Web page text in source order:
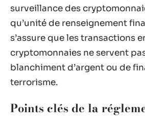
surveillance des
qu’unité de renseignement
s’assure que les transactions
cryptomonnaies ne servent
blanchiment d’argent ou de
terrorisme.
Points clés de la